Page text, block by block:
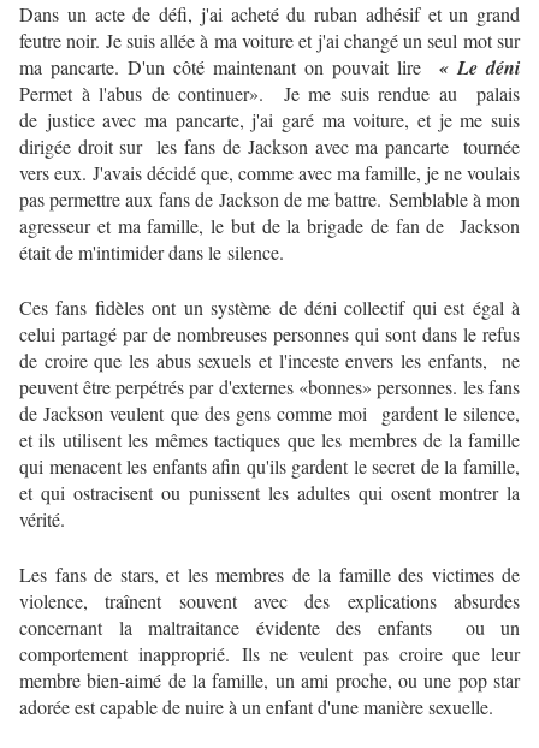
Dans un acte de défi, j'ai acheté du ruban adhésif et un grand
feutre noir. Je suis allée à ma voiture et j'ai changé un seul mot sur
ma pancarte. D'un côté maintenant on pouvait lire « Le déni
Permet à l'abus de continuer». Je me suis rendue au palais
de justice avec ma pancarte, j'ai garé ma voiture, et je me suis
dirigée droit sur les fans de Jackson avec ma pancarte tournée
vers eux. J'avais décidé que, comme avec ma famille, je ne voulais
pas permettre aux fans de Jackson de me battre. Semblable à mon
agresseur et ma famille, le but de la brigade de fan de Jackson
était de m'intimider dans le silence.
Ces fans fidèles ont un système de déni collectif qui est égal à
celui partagé par de nombreuses personnes qui sont dans le refus
de croire que les abus sexuels et l'inceste envers les enfants, ne
peuvent être perpétrés par d'externes «bonnes» personnes. les fans
de Jackson veulent que des gens comme moi gardent le silence,
et ils utilisent les mêmes tactiques que les membres de la famille
qui menacent les enfants afin qu'ils gardent le secret de la famille,
et qui ostracisent ou punissent les adultes qui osent montrer la
vérité.
Les fans de stars, et les membres de la famille des victimes de
violence, traînent souvent avec des explications absurdes
concernant la maltraitance évidente des enfants ou un
comportement inapproprié. Ils ne veulent pas croire que leur
membre bien-aimé de la famille, un ami proche, ou une pop star
adorée est capable de nuire à un enfant d'une manière sexuelle.